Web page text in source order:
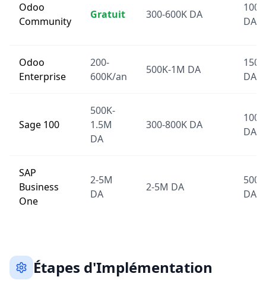
Odoo
Community
Gratuit 300-600K DA
100-
DA
Odoo
Enterprise
200-
600K/an
500K-1M DA
150-
DA
Sage 100
500K-
1.5M
DA
300-800K DA
100-
DA
SAP
Business
One
2-5M
DA
2-5M DA
DA
Étapes d'Implémentation